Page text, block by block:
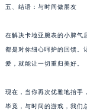
五、结语：与时间做朋友
在解决卡地亚腕表的小脾气
都是对你细心呵护的回馈。
爱，就能让一切重归美好。
现在，当你再次优雅地抬手
毕竟，与时间的游戏，我们